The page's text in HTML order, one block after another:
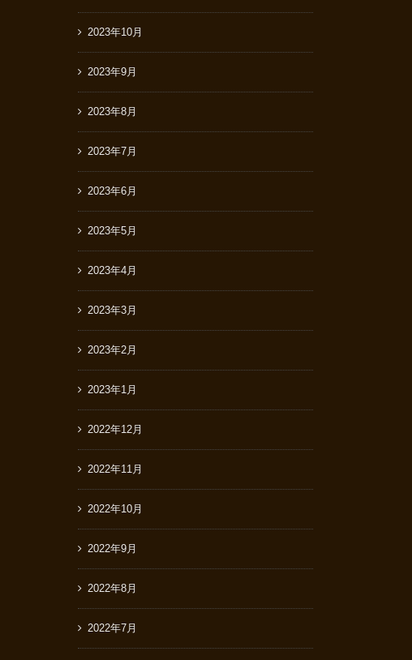
2023年10月
2023年9月
2023年8月
2023年7月
2023年6月
2023年5月
2023年4月
2023年3月
2023年2月
2023年1月
2022年12月
2022年11月
2022年10月
2022年9月
2022年8月
2022年7月